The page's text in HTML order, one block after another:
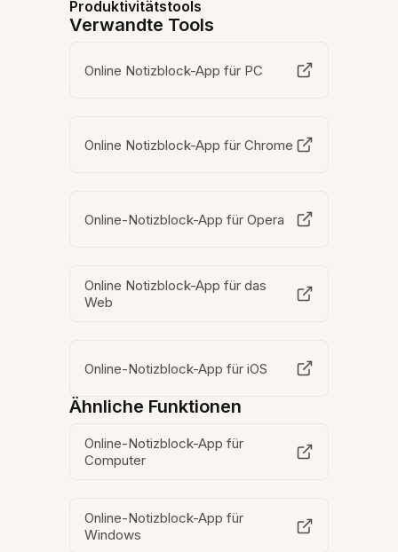
Produktivitätstools
Verwandte Tools
Online Notizblock-App für PC
Online Notizblock-App für Chrome
Online-Notizblock-App für Opera
Online Notizblock-App für das
Web
Online-Notizblock-App für iOS
Ähnliche Funktionen
Online-Notizblock-App für
Computer
Online-Notizblock-App für
Windows